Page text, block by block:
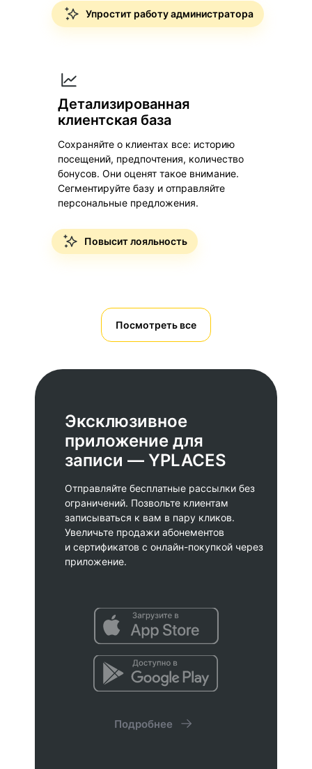
Детализированная
клиентская база
Сохраняйте о клиентах все: историю
посещений, предпочтения, количество
бонусов. Они оценят такое внимание.
Сегментируйте базу и отправляйте
персональные предложения.
Повысит лояльность
Упростит работу администратора
Посмотреть все
и кэшбэка. Простая выдача
абонементов и сертификатов. Еще одна
дополнительные услуги и товары.
Мотивируют клиентов
возвращаться
Отчеты и аналитика
самые популярные. Используйте
данные, чтобы избегать кассового
разрыва и планировать бюджет.
Эксклюзивное
приложение для
записи — YPLACES
Отправляйте бесплатные рассылки без
ограничений. Позвольте клиентам
записываться к вам в пару кликов.
Увеличьте продажи абонементов
и сертификатов с онлайн-покупкой через
приложение.
Подробнее